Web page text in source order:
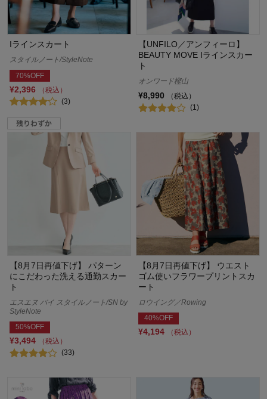
Iラインスカート
スタイルノート/StyleNote
70%OFF
¥2,396
（税込）
(3)
【UNFILO／アンフィーロ】
BEAUTY MOVE Iラインスカー
ト
オンワード樫山
¥8,990
（税込）
(1)
【8月7日再値下げ】 パターン
にこだわった洗える通勤スカー
ト
エスエヌ バイ スタイルノート/SN by
StyleNote
50%OFF
¥3,494
（税込）
(33)
【8月7日再値下げ】 ウエスト
ゴム使いフラワープリントスカ
ート
ロウイング／Rowing
40%OFF
¥4,194 （税込）